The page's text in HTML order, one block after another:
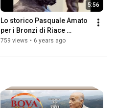
5:56
Lo storico Pasquale Amato
per i Bronzi di Riace
Patrimonio UNESCO
759 views • 6 years ago